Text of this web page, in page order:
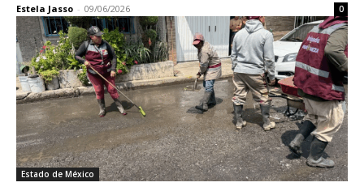
Estela Jasso - 09/06/2026 0
Estado de México